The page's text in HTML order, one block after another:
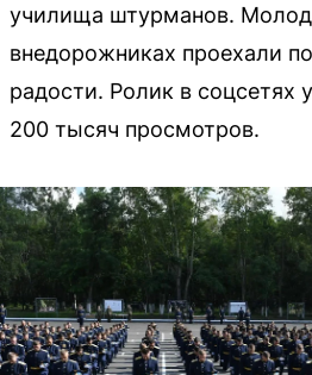
училища штурманов.
внедорожниках проехали
радости. Ролик в
200 тысяч просмотров.